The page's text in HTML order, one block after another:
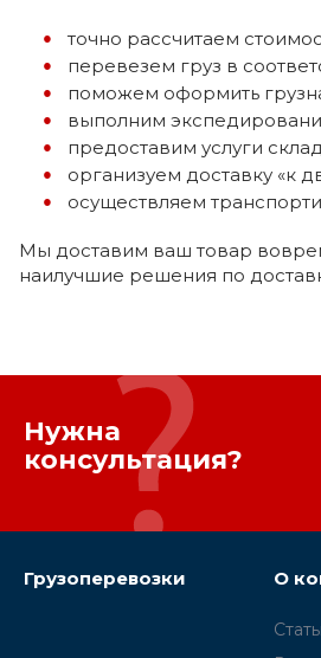
точно рассчитаем
перевезем груз в
поможем оформить
выполним
предоставим услуги
организуем доставку «к
осуществляем
Мы доставим ваш товар
наилучшие решения по
Нужна
консультация?
Грузоперевозки О